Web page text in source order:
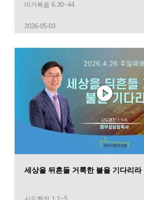
마가복음 6:30~44
2026-05-03
세상을 뒤흔들 거룩한 불을 기다리라